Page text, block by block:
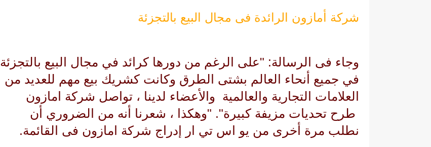
شركة أمازون الرائدة فى مجال البيع بالتجزئة
وجاء فى الرسالة: "على الرغم من دورها كرائد في مجال البيع بالتجزئة
في جميع أنحاء العالم بشتى الطرق وكانت كشريك بيع مهم للعديد من
العلامات التجارية والعالمية والأعضاء لدينا ، تواصل شركة امازون
طرح تحديات مزيفة كبيرة". "وهكذا ، شعرنا أنه من الضروري أن
نطلب مرة أخرى من يو اس تي ار إدراج شركة امازون فى القائمة.